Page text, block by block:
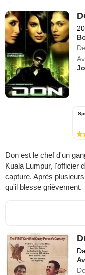
De
Don est le chef d'un
Kuala Lumpur, l'officier
capture. Après
qu'il blesse grièvement.
De